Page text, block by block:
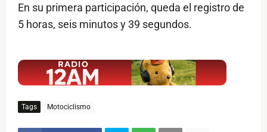
En su primera participación, queda el registro de
5 horas, seis minutos y 39 segundos.
Tags Motociclismo